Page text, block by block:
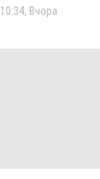
10:34, Вчора